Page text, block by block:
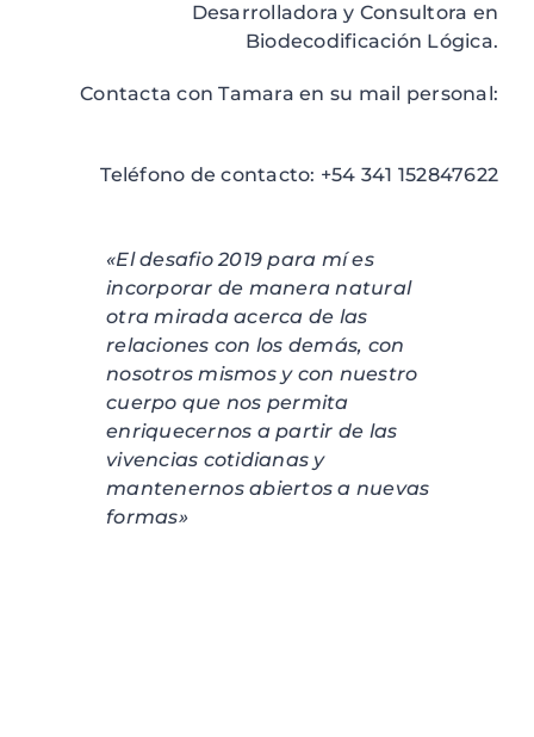
Desarrolladora y Consultora en
Biodecodificación Lógica.
Contacta con Tamara en su mail personal:
Teléfono de contacto: +54 341 152847622
«El desafio 2019 para mí es
incorporar de manera natural
otra mirada acerca de las
relaciones con los demás, con
nosotros mismos y con nuestro
cuerpo que nos permita
enriquecernos a partir de las
vivencias cotidianas y
mantenernos abiertos a nuevas
formas»